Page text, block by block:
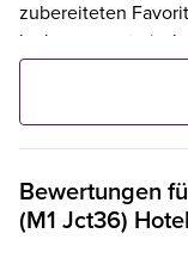
zubereiteten
leckere
kontinentalen
Gebäck. Und
bestellt,
Bewertungen
(M1 Jct36) Hotel